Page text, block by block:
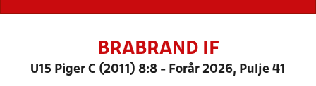
BRABRAND IF
U15 Piger C (2011) 8:8 - Forår 2026, Pulje 41